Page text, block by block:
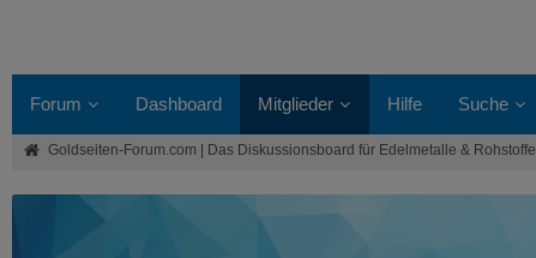
Forum Dashboard Mitglieder Hilfe Suche
Goldseiten-Forum.com | Das Diskussionsboard für Edelmetalle & Rohstoffe